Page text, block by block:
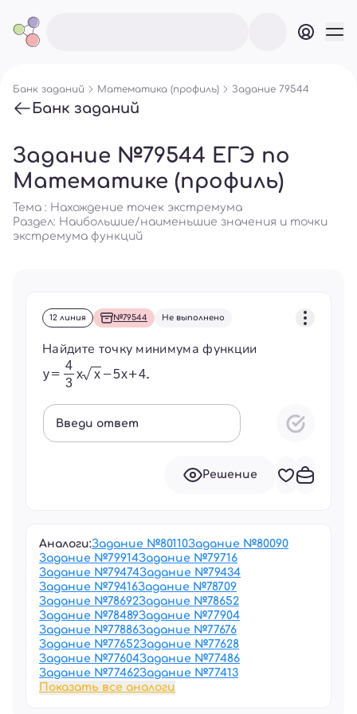
Банк заданий Математика (профиль) Задание 79544
Банк заданий
Задание №79544 ЕГЭ по
Математике (профиль)
Тема : Нахождение точек экстремума
Раздел: Наибольшие/наименьшие значения и точки
экстремума функций
12 линия №79544 Не выполнено
Найдите точку минимума функции
Введи ответ
Решение
Аналоги:Задание №80110Задание №80090
Задание №79914Задание №79716
Задание №79474Задание №79434
Задание №79416Задание №78709
Задание №78692Задание №78652
Задание №78489Задание №77904
Задание №77886Задание №77676
Задание №77652Задание №77628
Задание №77604Задание №77486
Задание №77462Задание №77413
Показать все аналоги